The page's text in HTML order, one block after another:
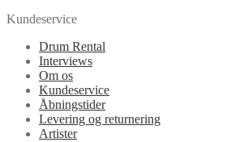
Kundeservice
Drum Rental
Interviews
Om os
Kundeservice
Åbningstider
Levering og returnering
Artister